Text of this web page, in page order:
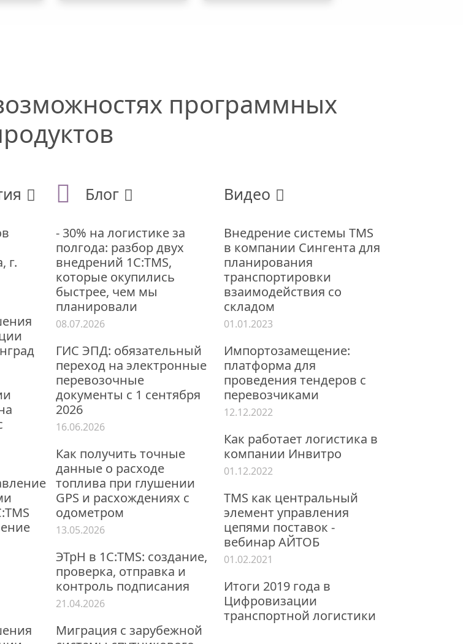
программных
г.
Блог
- 30% на логистике за
полгода: разбор двух
внедрений 1С:TMS,
которые окупились
быстрее, чем мы
планировали
08.07.2026
ГИС ЭПД: обязательный
переход на электронные
перевозочные
документы с 1 сентября
2026
16.06.2026
Как получить точные
данные о расходе
топлива при глушении
GPS и расхождениях с
одометром
13.05.2026
ЭТрН в 1С:TMS: создание,
проверка, отправка и
контроль подписания
21.04.2026
Миграция с зарубежной
Видео
Внедрение системы TMS
в компании Сингента для
планирования
транспортировки
взаимодействия со
складом
01.01.2023
Импортозамещение:
платформа для
проведения тендеров с
перевозчиками
12.12.2022
Как работает логистика в
компании Инвитро
01.12.2022
TMS как центральный
элемент управления
цепями поставок -
вебинар АЙТОБ
01.02.2021
Итоги 2019 года в
Цифровизации
транспортной логистики